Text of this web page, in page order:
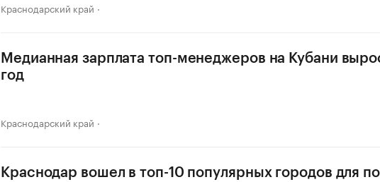
Краснодарский край
Медианная зарплата топ-менеджеров на Кубани
год
Краснодарский край
Краснодар вошел в топ-10 популярных городов для